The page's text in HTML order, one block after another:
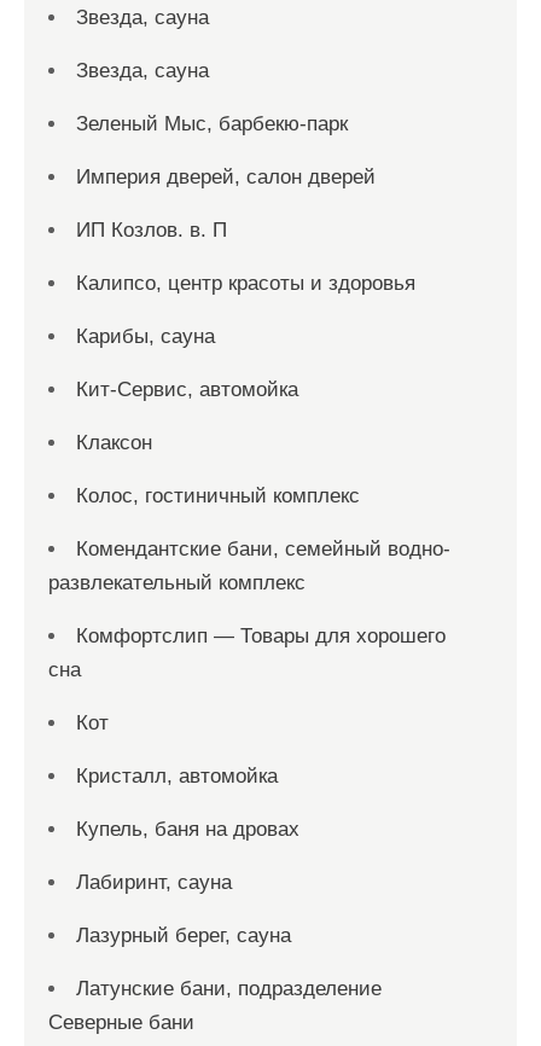
Звезда, сауна
Звезда, сауна
Зеленый Мыс, барбекю-парк
Империя дверей, салон дверей
ИП Козлов. в. П
Калипсо, центр красоты и здоровья
Карибы, сауна
Кит-Сервис, автомойка
Клаксон
Колос, гостиничный комплекс
Комендантские бани, семейный водно-
развлекательный комплекс
Комфортслип — Товары для хорошего
сна
Кот
Кристалл, автомойка
Купель, баня на дровах
Лабиринт, сауна
Лазурный берег, сауна
Латунские бани, подразделение
Северные бани